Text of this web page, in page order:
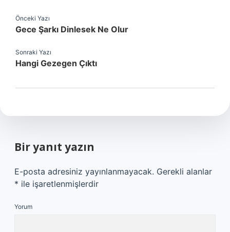
Önceki Yazı
Gece Şarkı Dinlesek Ne Olur
Sonraki Yazı
Hangi Gezegen Çıktı
Bir yanıt yazın
E-posta adresiniz yayınlanmayacak. Gerekli alanlar
* ile işaretlenmişlerdir
Yorum